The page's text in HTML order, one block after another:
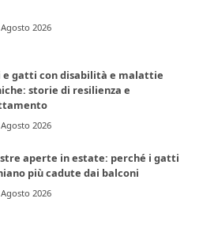
2026
e gatti con disabilità e malattie
storie di resilienza e
2026
aperte in estate: perché i gatti
più cadute dai balconi
2026